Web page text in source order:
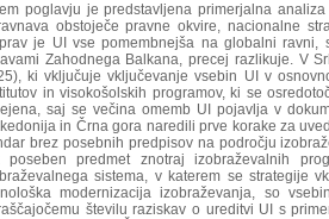
poglavju je predstavljena primerjalna
obstoječe pravne okvire, nacionalne
je UI vse pomembnejša na globalni ravni,
Zahodnega Balkana, precej razlikuje. V
ki vključuje vključevanje vsebin UI v
in visokošolskih programov, ki se
saj se večina omemb UI pojavlja v
in Črna gora naredili prve korake za
brez posebnih predpisov na področju
poseben predmet znotraj izobraževalnih
sistema, v katerem se strategije
modernizacija izobraževanja, so
številu raziskav o ureditvi UI s